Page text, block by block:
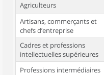
Agriculteurs
Artisans, commerçants et
chefs d’entreprise
Cadres et professions
intellectuelles supérieures
Professions intermédiaires